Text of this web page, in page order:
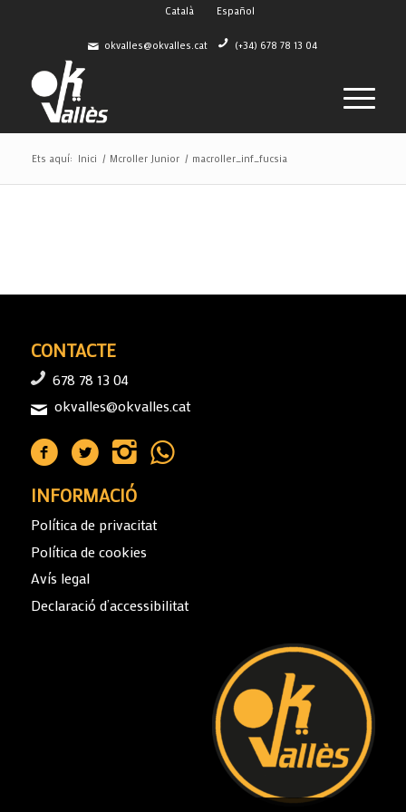
Català Español
okvalles@okvalles.cat (+34) 678 78 13 04
Ets aquí: Inici / Mcroller Junior / macroller_inf_fucsia
CONTACTE
678 78 13 04
okvalles@okvalles.cat
INFORMACIÓ
Política de privacitat
Política de cookies
Avís legal
Declaració d’accessibilitat